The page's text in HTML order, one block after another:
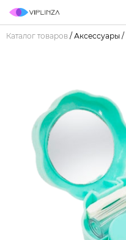
Каталог товаров / Аксессуары /